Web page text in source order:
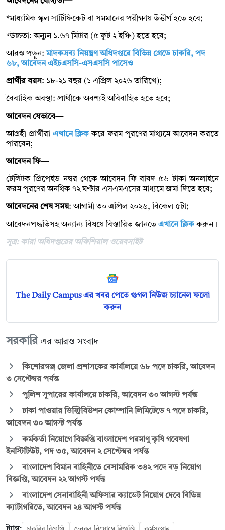
*মাধ্যমিক স্কুল সার্টিফিকেট বা সমমানের পরীক্ষায় উত্তীর্ণ হতে হবে;
*উচ্চতা: অন্যূন ১.৬৭ মিটার (৫ ফুট ২ ইঞ্চি) হতে হবে;
আরও পড়ুন: মাদকদ্রব্য নিয়ন্ত্রণ অধিদপ্তরে বিভিন্ন গ্রেডে চাকরি, পদ
৬৮, আবেদন এইচএসসি-এসএসসি পাসেও
প্রার্থীর বয়স: ১৮-২১ বছর (১ এপ্রিল ২০২৬ তারিখে);
বৈবাহিক অবস্থা: প্রার্থীকে অবশ্যই অবিবাহিত হতে হবে;
আবেদন যেভাবে—
আগ্রহী প্রার্থীরা এখানে ক্লিককরে ফরম পূরণের মাধ্যমে আবেদন করতে
পারবেন;
আবেদন ফি—
টেলিটক প্রিপেইড নম্বর থেকে আবেদন ফি বাবদ ৫৬ টাকা অনলাইনে
ফরম পূরণের অনধিক ৭২ ঘণ্টার এসএমএসের মাধ্যমে জমা দিতে হবে;
আবেদনের শেষ সময়: আগামী ৩০ এপ্রিল ২০২৬, বিকেল ৫টা;
আবেদনপদ্ধতিসহ অন্যান্য বিষয়ে বিস্তারিত জানতে এখানে ক্লিককরুন।
সূত্র: কারা অধিদপ্তরের অফিশিয়াল ওয়েবসাইট
The Daily Campus এর খবর পেতে গুগল নিউজ চ্যানেল ফলো
করুন
সরকারি এর আরও সংবাদ
কিশোরগঞ্জ জেলা প্রশাসকের কার্যালয়ে ৬৮ পদে চাকরি, আবেদন
৩ সেপ্টেম্বর পর্যন্ত
পুলিশ সুপারের কার্যালয়ে চাকরি, আবেদন ৩০ আগস্ট পর্যন্ত
ঢাকা পাওয়ার ডিস্ট্রিবিউশন কোম্পানি লিমিটেডে ৭ পদে চাকরি,
আবেদন ৩০ আগস্ট পর্যন্ত
কর্মকর্তা নিয়োগে বিজ্ঞপ্তি বাংলাদেশ পরমাণু কৃষি গবেষণা
ইনস্টিটিউট, পদ ৩৫, আবেদন ২ সেপ্টেম্বর পর্যন্ত
বাংলাদেশ বিমান বাহিনীতে বেসামরিক ৩৪২ পদে বড় নিয়োগ
বিজ্ঞপ্তি, আবেদন ২২ আগস্ট পর্যন্ত
বাংলাদেশ সেনাবাহিনী অফিসার ক্যাডেট নিয়োগ দেবে বিভিন্ন
ক্যাটাগরিতে, আবেদন ২৪ আগস্ট পর্যন্ত